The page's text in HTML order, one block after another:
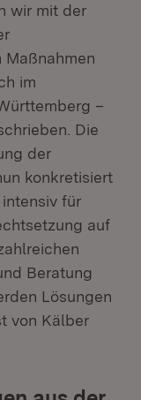
wir mit der
im
–
Die
der
konkretisiert
für
auf
Beratung
Lösungen
von Kälber